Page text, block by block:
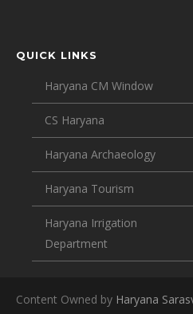
QUICK LINKS
Haryana CM Window
CS Haryana
Haryana Archaeology
Haryana Tourism
Haryana Irrigation
Department
Content Owned by Haryana